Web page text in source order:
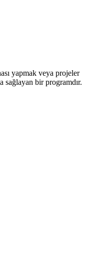
yapmak veya projeler
sağlayan bir programdır.